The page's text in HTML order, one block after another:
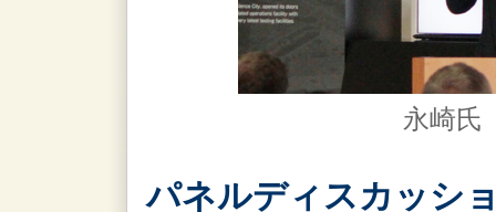
永崎氏
パネルディスカッシ